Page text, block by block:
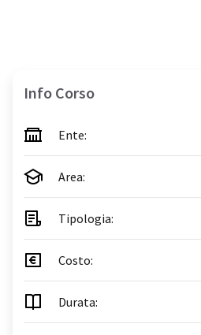
Info Corso
Ente:
Area:
Tipologia:
Costo:
Durata: